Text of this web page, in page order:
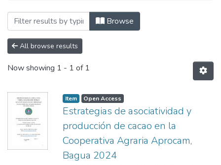
Browsing Tesis y Disertaciones by
Browse
All browse results
Now showing 1 - 1 of 1
Item Open Access
Estrategias de asociatividad y
producción de cacao en la
Cooperativa Agraria Aprocam,
Bagua 2024